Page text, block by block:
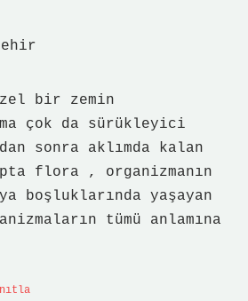
bir zemin
çok da sürükleyici
sonra aklımda kalan
flora , organizmanın
boşluklarında yaşayan
tümü anlamına